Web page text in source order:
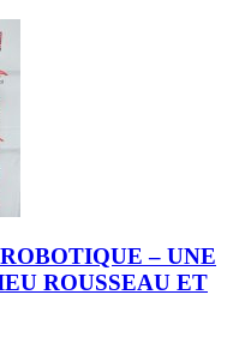
– UNE
ROUSSEAU ET